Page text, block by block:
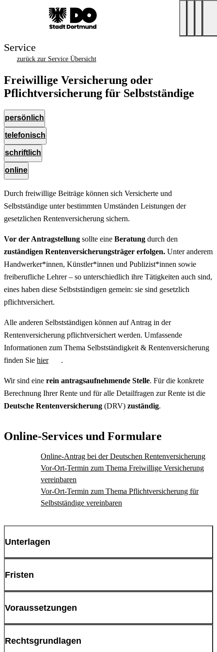
Service
zurück zur Service Übersicht
Freiwillige Versicherung oder
Pflichtversicherung für Selbstständige
persönlich
telefonisch
schriftlich
online
Durch freiwillige Beiträge können sich Versicherte und
Selbstständige unter bestimmten Umständen Leistungen der
gesetzlichen Rentenversicherung sichern.
Vor der Antragstellung sollte eine Beratung durch den
zuständigen Rentenversicherungsträger erfolgen. Unter anderem
Handwerker*innen, Künstler*innen und Publizist*innen sowie
freiberufliche Lehrer – so unterschiedlich ihre Tätigkeiten auch sind,
eines haben diese Selbstständigen gemein: sie sind gesetzlich
pflichtversichert.
Alle anderen Selbstständigen können auf Antrag in der
Rentenversicherung pflichtversichert werden. Umfassende
Informationen zum Thema Selbstständigkeit & Rentenversicherung
finden Sie hier .
Wir sind eine rein antragsaufnehmende Stelle. Für die konkrete
Berechnung Ihrer Rente und für alle Detailfragen zur Rente ist die
Deutsche Rentenversicherung (DRV) zuständig.
Online-Services und Formulare
Online-Antrag bei der Deutschen Rentenversicherung
Vor-Ort-Termin zum Thema Freiwillige Versicherung
vereinbaren
Vor-Ort-Termin zum Thema Pflichtversicherung für
Selbstständige vereinbaren
Unterlagen
WICHTIG! Lassen Sie sich
Freiwillige Versicherung:
Ausweisdokument
Art der Einzahlung
Fristen
VorErreichen der Altersgrenze für die Zahlung der
Voraussetzungen
Freiwillige Versicherung:
Rechtsgrundlagen